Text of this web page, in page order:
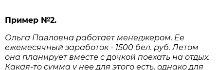
Пример №2.
Ольга Павловна работает менеджером. Ее
ежемесячный заработок - 1500 бел. руб. Летом
она планирует вместе с дочкой поехать на отдых.
Какая-то сумма у нее для этого есть, однако для